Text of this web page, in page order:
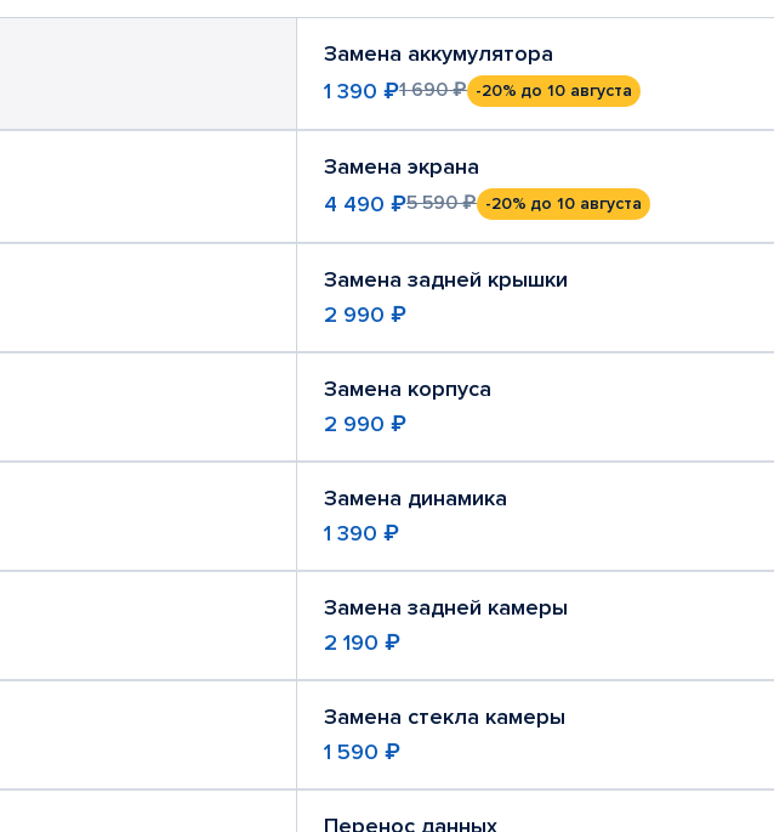
Замена аккумулятора
1 390 ₽1 690 ₽ -20% до 10 августа
Замена экрана
4 490 ₽5 590 ₽ -20% до 10 августа
Замена задней крышки
2 990 ₽
Замена корпуса
2 990 ₽
Замена динамика
1 390 ₽
Замена задней камеры
2 190 ₽
Замена стекла камеры
1 590 ₽
Перенос данных